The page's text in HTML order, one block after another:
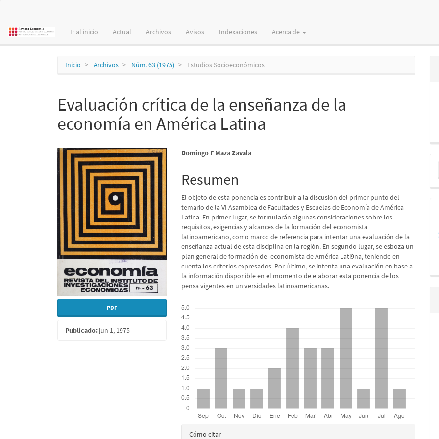
principal
Ir al inicio Actual Archivos Avisos Indexaciones Acerca de
Inicio Archivos Núm. 63 (1975) Estudios Socioeconómicos
Evaluación crítica de la enseñanza de la
economía en América Latina
Barra
lateral
del
artículo
PDF
Publicado: jun 1, 1975
Contenido
principal
del
artículo
Domingo F Maza Zavala
Resumen
El objeto de esta ponencia es contribuir a la discusión del primer punto del
temario de la VI Asamblea de Facultades y Escuelas de Economía de América
Latina. En primer lugar, se formularán algunas consideraciones sobre los
requisitos, exigencias y alcances de la formación del economista
latinoamericano, como marco de referencia para intentar una evaluación de la
enseñanza actual de esta disciplina en la región. En segundo lugar, se esboza un
plan general de formación del economista de América Lati9na, teniendo en
cuenta los criterios expresados. Por último, se intenta una evaluación en base a
la información disponible en el momento de elaborar esta ponencia de los
pensa vigentes en universidades latinoamericanas.
Detalles
Cómo citar